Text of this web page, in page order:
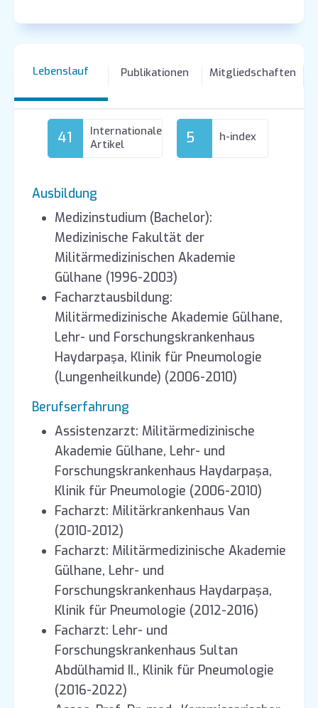
Lebenslauf Publikationen Mitgliedschaften
41
Internationale
Artikel
5 h-index
Ausbildung
Medizinstudium (Bachelor):
Medizinische Fakultät der
Militärmedizinischen Akademie
Gülhane (1996-2003)
Facharztausbildung:
Militärmedizinische Akademie Gülhane,
Lehr- und Forschungskrankenhaus
Haydarpaşa, Klinik für Pneumologie
(Lungenheilkunde) (2006-2010)
Berufserfahrung
Assistenzarzt: Militärmedizinische
Akademie Gülhane, Lehr- und
Forschungskrankenhaus Haydarpaşa,
Klinik für Pneumologie (2006-2010)
Facharzt: Militärkrankenhaus Van
(2010-2012)
Facharzt: Militärmedizinische Akademie
Gülhane, Lehr- und
Forschungskrankenhaus Haydarpaşa,
Klinik für Pneumologie (2012-2016)
Facharzt: Lehr- und
Forschungskrankenhaus Sultan
Abdülhamid II., Klinik für Pneumologie
(2016-2022)